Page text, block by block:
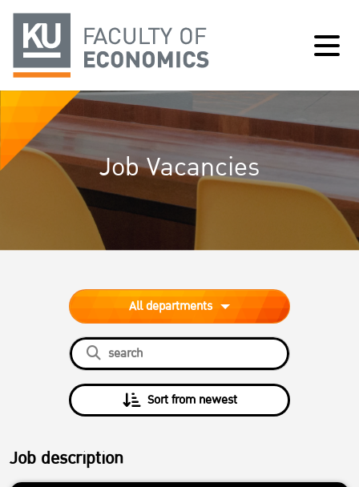
Job Vacancies
All departments
Sort from newest
Job description